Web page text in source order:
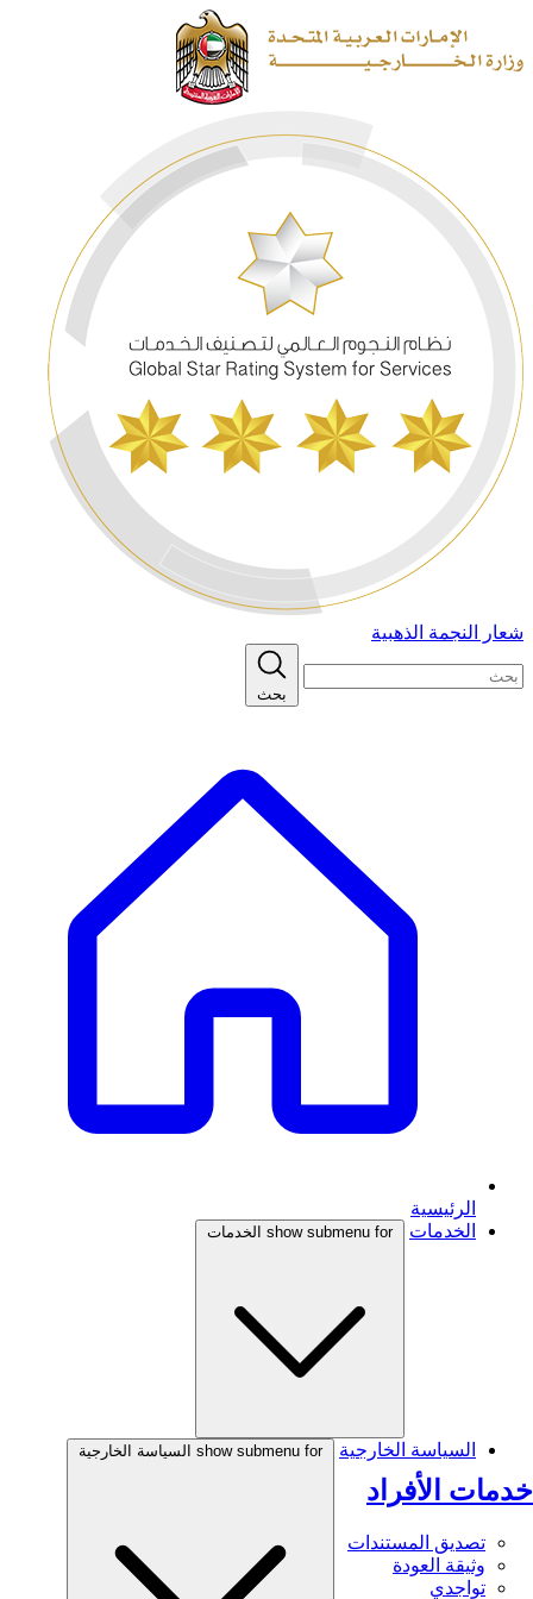
شعار النجمة الذهبية
بحث
الرئيسية
الخدمات
show submenu for الخدمات
خدمات الأفراد
تصديق المستندات
وثيقة العودة
تواجدي
السياسة الخارجية show submenu for السياسة الخارجية